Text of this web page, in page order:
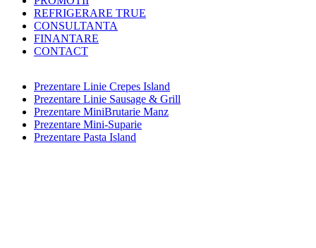
REFRIGERARE TRUE
CONSULTANTA
FINANTARE
CONTACT
Prezentare Linie Crepes Island
Prezentare Linie Sausage & Grill
Prezentare MiniBrutarie Manz
Prezentare Mini-Suparie
Prezentare Pasta Island